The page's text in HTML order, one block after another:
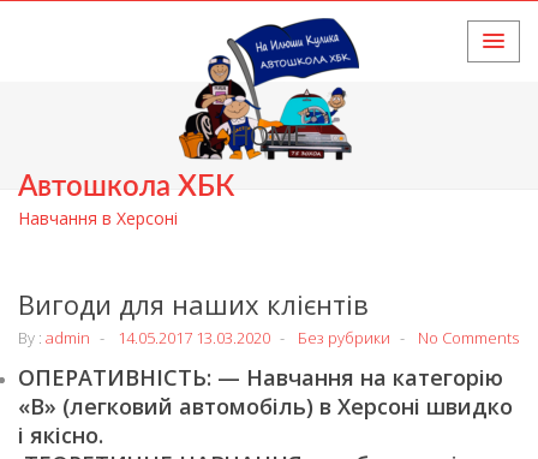
Автошкола ХБК
Навчання в Херсоні
HOME
Вигоди для наших клієнтів
By : admin 14.05.2017 13.03.2020 Без рубрики No Comments
ОПЕРАТИВНІСТЬ: — Навчання на категорію
«В» (легковий автомобіль) в Херсоні швидко
і якісно.